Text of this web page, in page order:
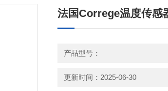
法国Correge温度传感
产品型号：
更新时间：2025-06-30